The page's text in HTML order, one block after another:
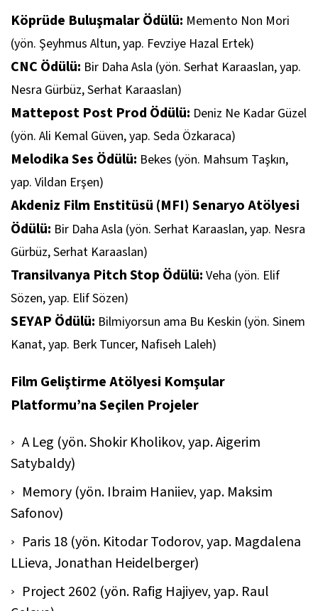
Köprüde Buluşmalar Ödülü: Memento Non Mori
(yön. Şeyhmus Altun, yap. Fevziye Hazal Ertek)
CNC Ödülü: Bir Daha Asla (yön. Serhat Karaaslan, yap.
Nesra Gürbüz, Serhat Karaaslan)
Mattepost Post Prod Ödülü: Deniz Ne Kadar Güzel
(yön. Ali Kemal Güven, yap. Seda Özkaraca)
Melodika Ses Ödülü: Bekes (yön. Mahsum Taşkın,
yap. Vildan Erşen)
Akdeniz Film Enstitüsü (MFI) Senaryo Atölyesi
Ödülü: Bir Daha Asla (yön. Serhat Karaaslan, yap. Nesra
Gürbüz, Serhat Karaaslan)
Transilvanya Pitch Stop Ödülü: Veha (yön. Elif
Sözen, yap. Elif Sözen)
SEYAP Ödülü: Bilmiyorsun ama Bu Keskin (yön. Sinem
Kanat, yap. Berk Tuncer, Nafiseh Laleh)
Film Geliştirme Atölyesi Komşular
Platformu’na Seçilen Projeler
A Leg (yön. Shokir Kholikov, yap. Aigerim
Satybaldy)
Memory (yön. Ibraim Haniiev, yap. Maksim
Safonov)
Paris 18 (yön. Kitodar Todorov, yap. Magdalena
LLieva, Jonathan Heidelberger)
Project 2602 (yön. Rafig Hajiyev, yap. Raul